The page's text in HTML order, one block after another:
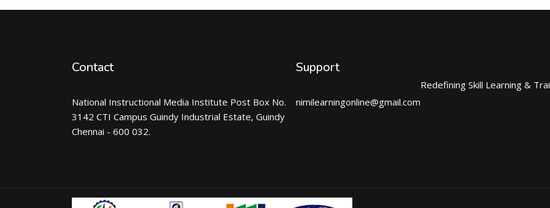
Contact
National Instructional Media Institute Post Box No.
3142 CTI Campus Guindy Industrial Estate, Guindy
Chennai - 600 032.
Support
nimilearningonline@gmail.com
Redefining Skill Learning &